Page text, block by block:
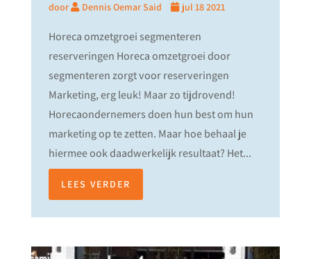
door Dennis Oemar Said jul 18 2021
Horeca omzetgroei segmenteren
reserveringen Horeca omzetgroei door
segmenteren zorgt voor reserveringen
Marketing, erg leuk! Maar zo tijdrovend!
Horecaondernemers doen hun best om hun
marketing op te zetten. Maar hoe behaal je
hiermee ook daadwerkelijk resultaat? Het...
LEES VERDER